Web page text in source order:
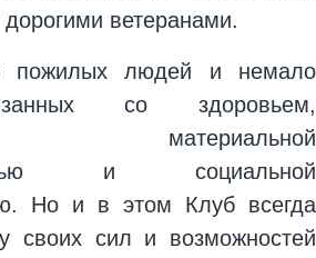
ветеранами.
пожилых людей и немало
со здоровьем,
материальной
и социальной
Но и в этом Клуб всегда
своих сил и возможностей